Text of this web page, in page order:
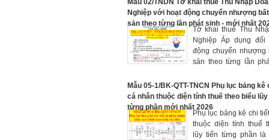
80/2021/TT-BTC) bị
sung bởi Thông tư
BTC có hiệu lực
01/7/2025 và
94/2025/TT-BTC có
ngày 14/10/2025
Mẫu 02/TNDN Tờ khai thuế Thu Nhập
Nghiệp với hoạt động chuyển nhượng
sản theo từng lần phát sinh - mới nhất
Tờ khai thuế Thu
Nghiệp Áp dụng đối
động chuyển nhượng
sản theo từng lần
theo Thông tư số 80/
BTC của Bộ Tài
đổi bởi Điểm a, e
1 Thông tư 40/2025/
hiệu lực từ ngày 01/7/
Mẫu 05-1/BK-QTT-TNCN Phụ lục bảng kê
cá nhân thuộc diện tính thuế theo biểu
từng phần mới nhất 2026
Phụ lục bảng kê chi
thuộc diện tính thuế
lũy tiến từng phần là